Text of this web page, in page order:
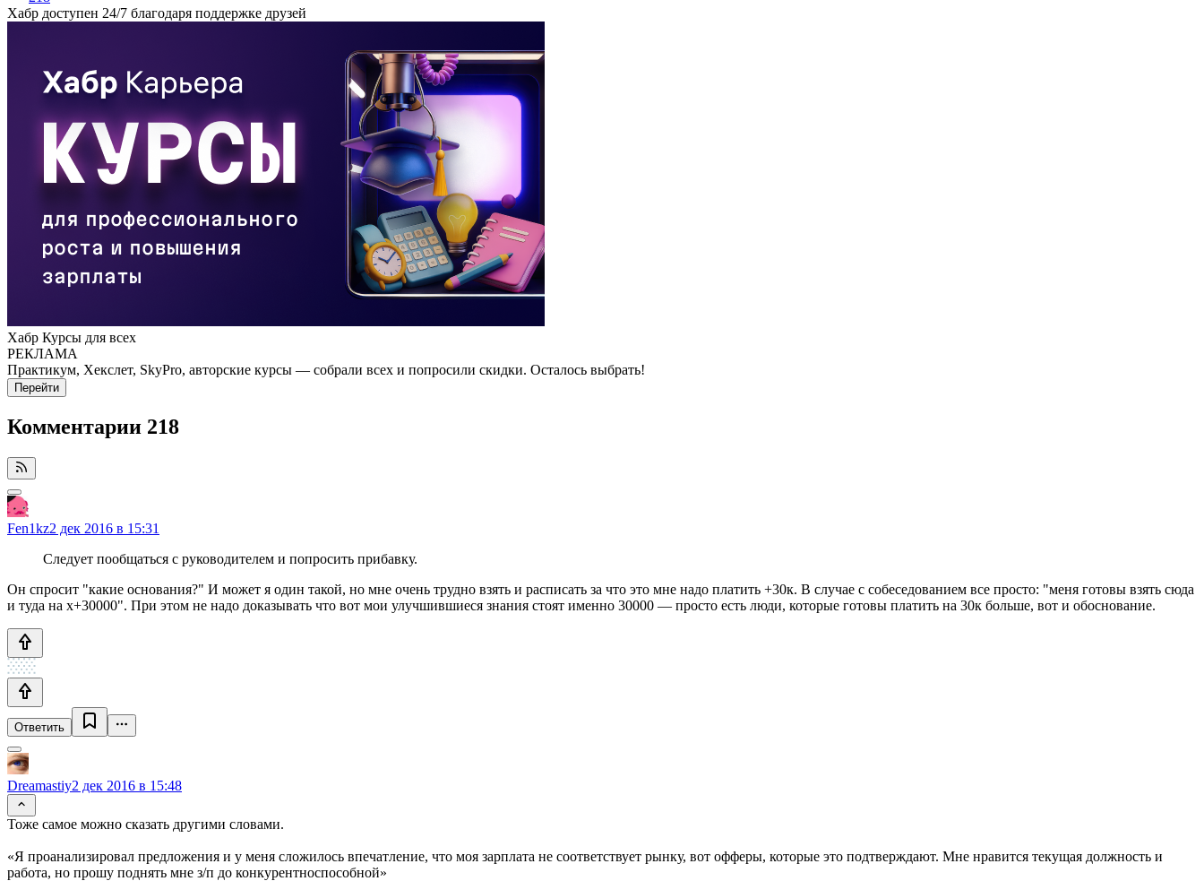
Хабр доступен 24/7 благодаря поддержке друзей
Хабр Курсы для всех
РЕКЛАМА
Практикум, Хекслет, SkyPro, авторские курсы — собрали всех и попросили скидки. Осталось выбрать!
Перейти
Комментарии 218
Fen1kz2 дек 2016 в 15:31
Следует пообщаться с руководителем и попросить прибавку.
Он спросит "какие основания?" И может я один такой, но мне очень трудно взять и расписать за что это мне надо платить +30к. В случае с собеседованием все просто: "меня готовы взять сюда
и туда на х+30000". При этом не надо доказывать что вот мои улучшившиеся знания стоят именно 30000 — просто есть люди, которые готовы платить на 30к больше, вот и обоснование.
Ответить
Dreamastiy2 дек 2016 в 15:48
Тоже самое можно сказать другими словами.
«Я проанализировал предложения и у меня сложилось впечатление, что моя зарплата не соответствует рынку, вот офферы, которые это подтверждают. Мне нравится текущая должность и
работа, но прошу поднять мне з/п до конкурентноспособной»